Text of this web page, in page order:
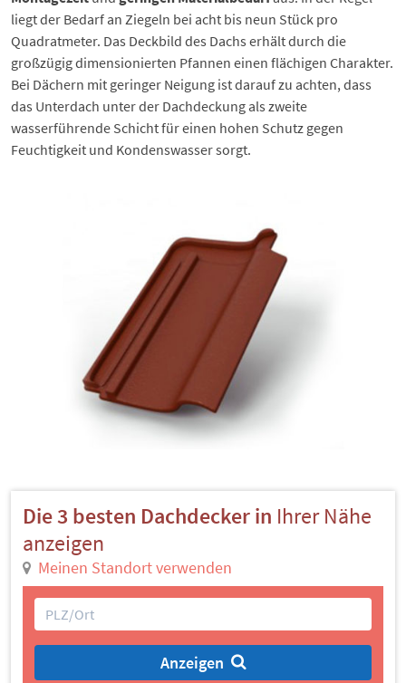
liegt der Bedarf an Ziegeln bei acht bis neun Stück pro
Quadratmeter. Das Deckbild des Dachs erhält durch die
großzügig dimensionierten Pfannen einen flächigen Charakter.
Bei Dächern mit geringer Neigung ist darauf zu achten, dass
das Unterdach unter der Dachdeckung als zweite
wasserführende Schicht für einen hohen Schutz gegen
Feuchtigkeit und Kondenswasser sorgt.
Die 3 besten Dachdecker in Ihrer Nähe
anzeigen
Meinen Standort verwenden
Anzeigen